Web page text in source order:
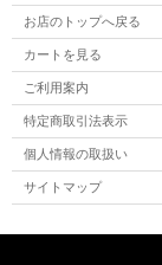
お店のトップへ戻る
カートを見る
ご利用案内
特定商取引法表示
個人情報の取扱い
サイトマップ